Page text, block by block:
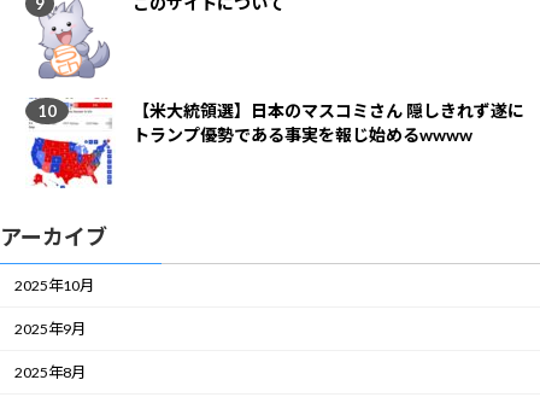
【米大統領選】日本のマスコミさん 隠しきれず遂に
トランプ優勢である事実を報じ始めるwwww
アーカイブ
2025年10月
2025年9月
2025年8月